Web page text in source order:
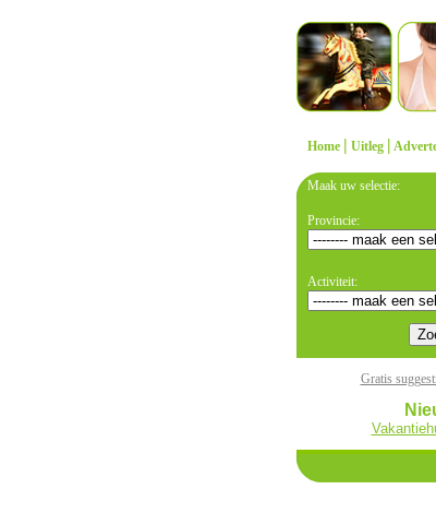
Home | Uitleg |
Maak uw selectie:
Provincie:
Activiteit:
Gratis